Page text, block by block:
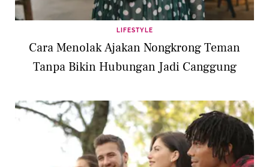
LIFESTYLE
Cara Menolak Ajakan Nongkrong Teman
Tanpa Bikin Hubungan Jadi Canggung